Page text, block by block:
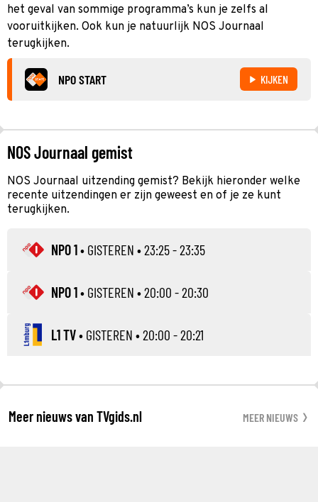
het geval van sommige programma’s kun je zelfs al
vooruitkijken. Ook kun je natuurlijk NOS Journaal
terugkijken.
NPO START KIJKEN
NOS Journaal gemist
NOS Journaal uitzending gemist? Bekijk hieronder welke
recente uitzendingen er zijn geweest en of je ze kunt
terugkijken.
NPO 1• GISTEREN • 23:25 - 23:35
NPO 1• GISTEREN • 20:00 - 20:30
L1 TV• GISTEREN • 20:00 - 20:21
Meer nieuws van TVgids.nl MEER NIEUWS